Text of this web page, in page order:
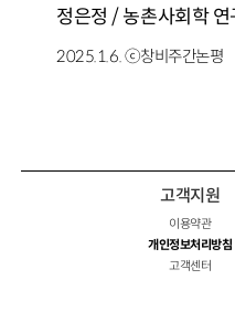
정은정 / 농촌사회학 연
2025.1.6. ⓒ창비주간논평
고객지원
이용약관
개인정보처리방침
고객센터